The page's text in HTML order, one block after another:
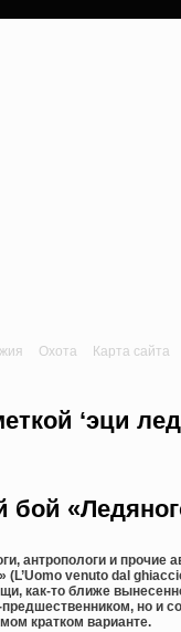
Охота Карта сайта
‘эци
бой
антропологи и прочие
(L’Uomo venuto dal
как-то ближе
но и
кратком варианте.